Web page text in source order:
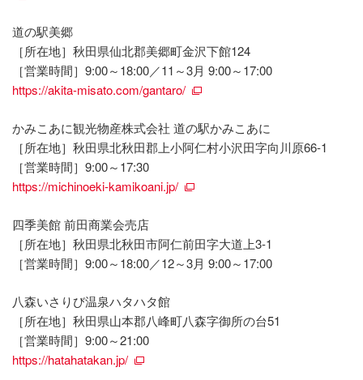
道の駅美郷
［所在地］秋田県仙北郡美郷町金沢下館124
［営業時間］9:00～18:00／11～3月 9:00～17:00
https://akita-misato.com/gantaro/
かみこあに観光物産株式会社 道の駅かみこあに
［所在地］秋田県北秋田郡上小阿仁村小沢田字向川原66-1
［営業時間］9:00～17:30
https://michinoeki-kamikoani.jp/
四季美館 前田商業会売店
［所在地］秋田県北秋田市阿仁前田字大道上3-1
［営業時間］9:00～18:00／12～3月 9:00～17:00
八森いさりび温泉ハタハタ館
［所在地］秋田県山本郡八峰町八森字御所の台51
［営業時間］9:00～21:00
https://hatahatakan.jp/